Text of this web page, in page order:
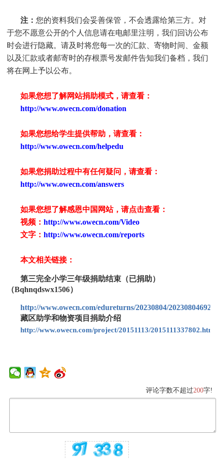
注： 您的资料我们会妥善保管，不会透露给第三方。对
于您不愿意公开的个人信息请在电邮里注明，我们回访公布
时会进行隐藏。请及时将您每一次的汇款、寄物时间、金额
以及汇款或者邮寄时的存根票号发邮件告知我们备档，我们
将在网上予以公布。
如果您想了解网站捐助模式，请查看：
http://www.owecn.com/donation
如果您想给学生提供帮助，请查看：
http://www.owecn.com/helpedu
如果您捐助过程中有任何疑问，请查看：
http://www.owecn.com/answers
如果您想了解感恩中国网站，请点击查看：
视频： http://www.owecn.com/Video
文字： http://www.owecn.com/reports
本文相关链接：
第三完全小学三年级捐助结束（已捐助）
（Bqhnqdswx1506）
http://www.owecn.com/edureturns/20230804/
藏区助学和物资项目捐助介绍
http://www.owecn.com/project/20151113/2015111337802.html
评论字数不超过200字!